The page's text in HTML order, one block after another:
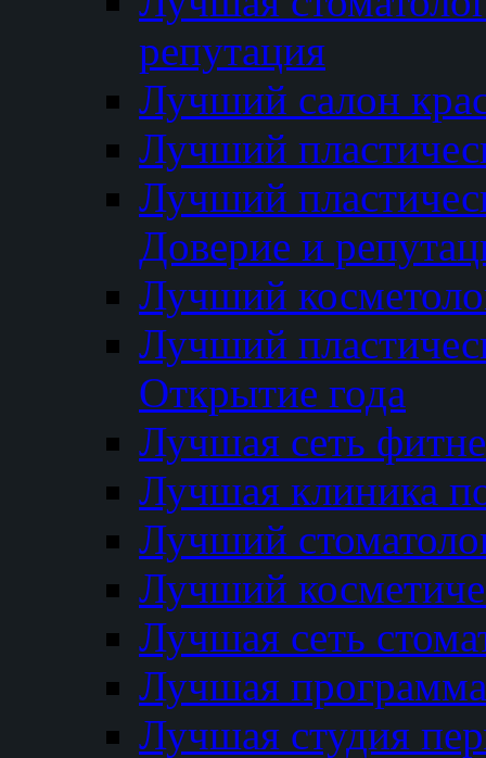
репутация
Лучший салон
Лучший
Лучший
Доверие и
Лучший
Лучший
Открытие года
Лучшая сеть
Лучшая клиника
Лучший
Лучший
Лучшая сеть
Лучшая программа
Лучшая студия